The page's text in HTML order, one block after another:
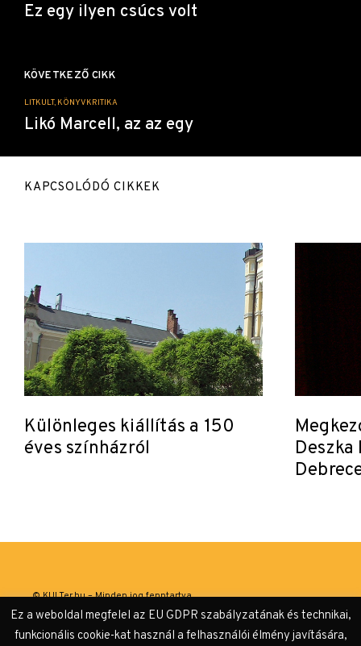
Ez egy ilyen csúcs volt
KÖVETKEZŐ CIKK
LITKULT, KÖNYVKRITIKA
Likó Marcell, az az egy
KAPCSOLÓDÓ CIKKEK
Különleges kiállítás a 150
éves színházról
Deszka
© KULTer.hu – Minden jog fenntartva
Ez a weboldal megfelel az EU GDPR szabályzatának és technikai,
funkcionális cookie-kat használ a felhasználói élmény javítására,